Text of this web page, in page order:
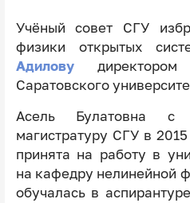
Учёный совет СГУ
физики открытых
Адиловудиректором
Саратовского
Асель Булатовна с
магистратуру СГУ в
принята на работу в
на кафедру нелинейной
обучалась в